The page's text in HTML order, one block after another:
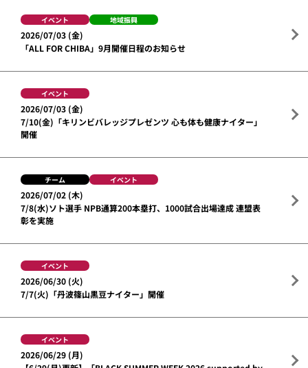
イベント 地域振興
2026/07/03 (金)
「ALL FOR CHIBA」9月開催日程のお知らせ
イベント
2026/07/03 (金)
7/10(金)「キリンビバレッジプレゼンツ 心も体も健康ナイター」
開催
チーム イベント
2026/07/02 (木)
7/8(水)ソト選手 NPB通算200本塁打、1000試合出場達成 連盟表
彰を実施
イベント
2026/06/30 (火)
7/7(火)「丹波篠山黒豆ナイター」開催
イベント
2026/06/29 (月)